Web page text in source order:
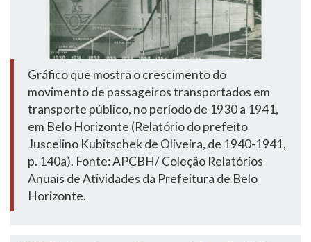
Gráfico que mostra o crescimento do
movimento de passageiros transportados em
transporte público, no período de 1930 a 1941,
em Belo Horizonte (Relatório do prefeito
Juscelino Kubitschek de Oliveira, de 1940-1941,
p. 140a). Fonte: APCBH/ Coleção Relatórios
Anuais de Atividades da Prefeitura de Belo
Horizonte.